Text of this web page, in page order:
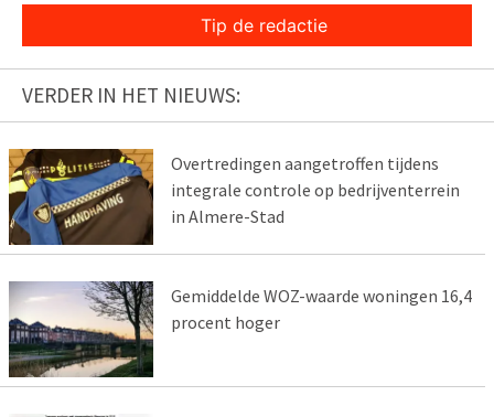
Tip de redactie
VERDER IN HET NIEUWS:
Overtredingen aangetroffen tijdens
integrale controle op bedrijventerrein
in Almere-Stad
Gemiddelde WOZ-waarde woningen 16,4
procent hoger